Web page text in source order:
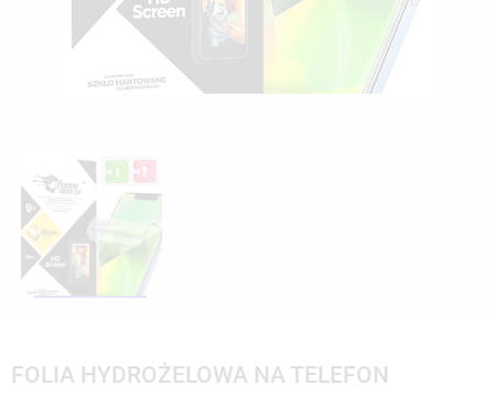
FOLIA HYDROŻELOWA NA TELEFON